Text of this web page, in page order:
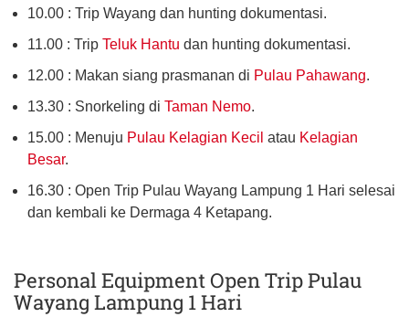
10.00 : Trip Wayang dan hunting dokumentasi.
11.00 : Trip Teluk Hantu dan hunting dokumentasi.
12.00 : Makan siang prasmanan di Pulau Pahawang.
13.30 : Snorkeling di Taman Nemo.
15.00 : Menuju Pulau Kelagian Kecil atau Kelagian
Besar.
16.30 : Open Trip Pulau Wayang Lampung 1 Hari selesai
dan kembali ke Dermaga 4 Ketapang.
Personal Equipment Open Trip Pulau
Wayang Lampung 1 Hari